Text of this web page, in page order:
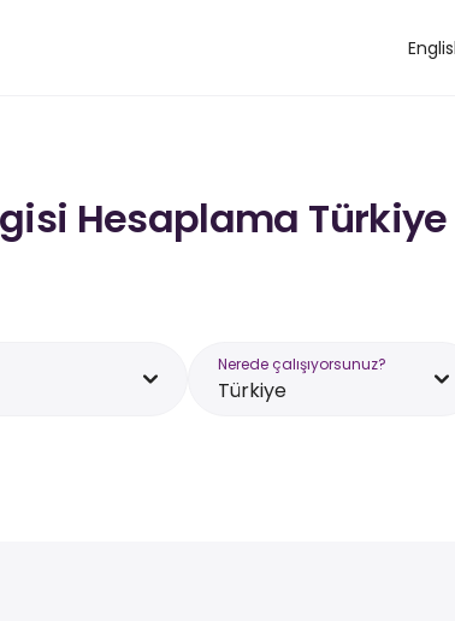
Hesaplama
Nerede çalışıyorsunuz?
Türkiye